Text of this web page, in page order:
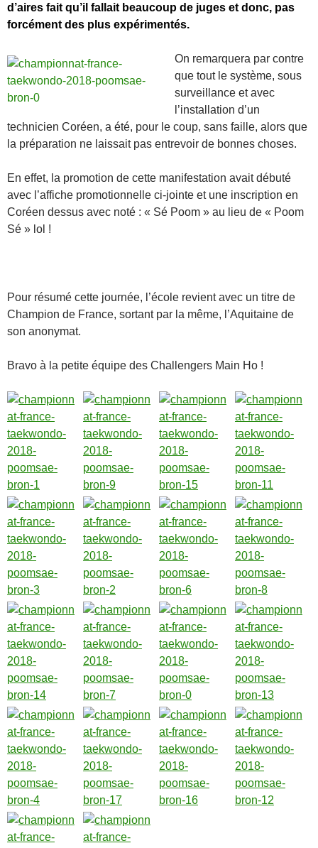
d’aires fait qu’il fallait beaucoup de juges et donc, pas
forcément des plus expérimentés.
On remarquera par contre
que tout le système, sous
surveillance et avec
l’installation d’un
technicien Coréen, a été, pour le coup, sans faille, alors que
la préparation ne laissait pas entrevoir de bonnes choses.
En effet, la promotion de cette manifestation avait débuté
avec l’affiche promotionnelle ci-jointe et une inscription en
Coréen dessus avec noté : « Sé Poom » au lieu de « Poom
Sé » lol !
Pour résumé cette journée, l’école revient avec un titre de
Champion de France, sortant par la même, l’Aquitaine de
son anonymat.
Bravo à la petite équipe des Challengers Main Ho !